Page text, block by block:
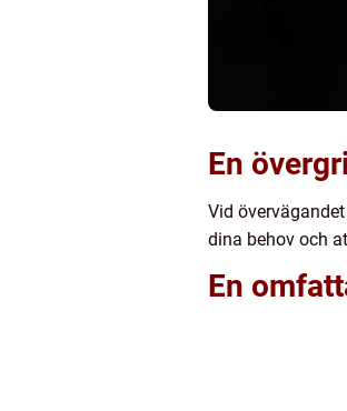
En
Vid
dina behov och
En